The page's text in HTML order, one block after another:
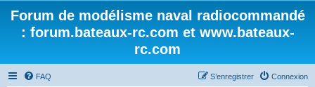
Forum de modélisme naval radiocommandé
: forum.bateaux-rc.com et www.bateaux-
rc.com
FAQ Connexion
S’enregistrer